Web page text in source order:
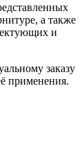
а также
и
заказу
применения.